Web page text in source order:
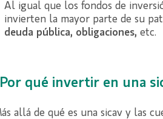
Al igual que los fondos de
invierten la mayor parte de su
deuda pública, obligaciones, etc.
qué invertir en una
allá de qué es una sicav y las